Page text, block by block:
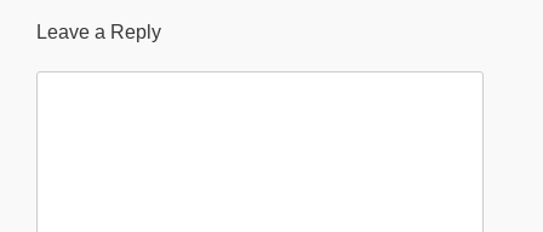
Leave a Reply